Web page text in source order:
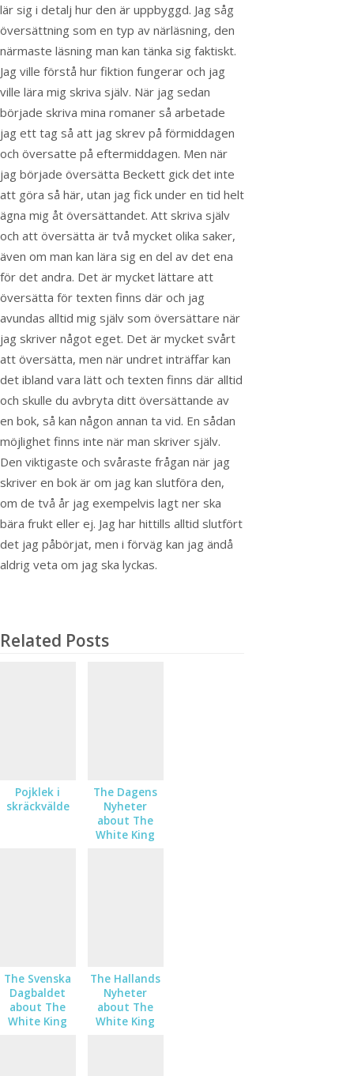
lär sig i detalj hur den är uppbyggd. Jag såg
översättning som en typ av närläsning, den
närmaste läsning man kan tänka sig faktiskt.
Jag ville förstå hur fiktion fungerar och jag
ville lära mig skriva själv. När jag sedan
började skriva mina romaner så arbetade
jag ett tag så att jag skrev på förmiddagen
och översatte på eftermiddagen. Men när
jag började översätta Beckett gick det inte
att göra så här, utan jag fick under en tid helt
ägna mig åt översättandet. Att skriva själv
och att översätta är två mycket olika saker,
även om man kan lära sig en del av det ena
för det andra. Det är mycket lättare att
översätta för texten finns där och jag
avundas alltid mig själv som översättare när
jag skriver något eget. Det är mycket svårt
att översätta, men när undret inträffar kan
det ibland vara lätt och texten finns där alltid
och skulle du avbryta ditt översättande av
en bok, så kan någon annan ta vid. En sådan
möjlighet finns inte när man skriver själv.
Den viktigaste och svåraste frågan när jag
skriver en bok är om jag kan slutföra den,
om de två år jag exempelvis lagt ner ska
bära frukt eller ej. Jag har hittills alltid slutfört
det jag påbörjat, men i förväg kan jag ändå
aldrig veta om jag ska lyckas.
Related Posts
Pojklek i
skräckvälde
The Dagens
Nyheter
about The
White King
The Svenska
Dagbaldet
about The
White King
The Hallands
Nyheter
about The
White King